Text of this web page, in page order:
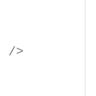
/>